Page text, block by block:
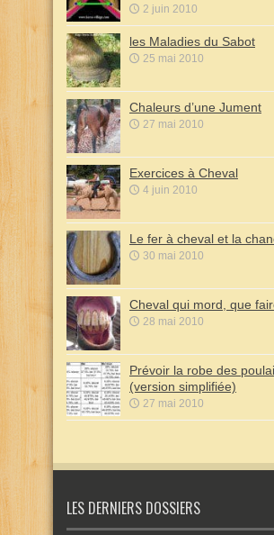
2 juin 2010
les Maladies du Sabot
25 mai 2010
Chaleurs d’une Jument
27 mai 2010
Exercices à Cheval
4 juin 2010
Le fer à cheval et la
30 mai 2010
Cheval qui mord, que
28 mai 2010
Prévoir la robe des
(version simplifiée)
27 mai 2010
LES DERNIERS DOSSIERS